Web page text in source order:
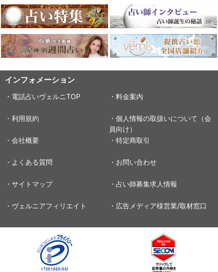
インフォメーション
・電話占いヴェルニTOP ・料金案内
・利用規約
・個人情報の取扱いについて（会
員向け）
・会社概要
・特定商取引
・よくある質問 ・お問い合わせ
・サイトマップ ・占い師募集求人情報
・ヴェルニアフィリエイト ・広告メディア様営業/取材窓口